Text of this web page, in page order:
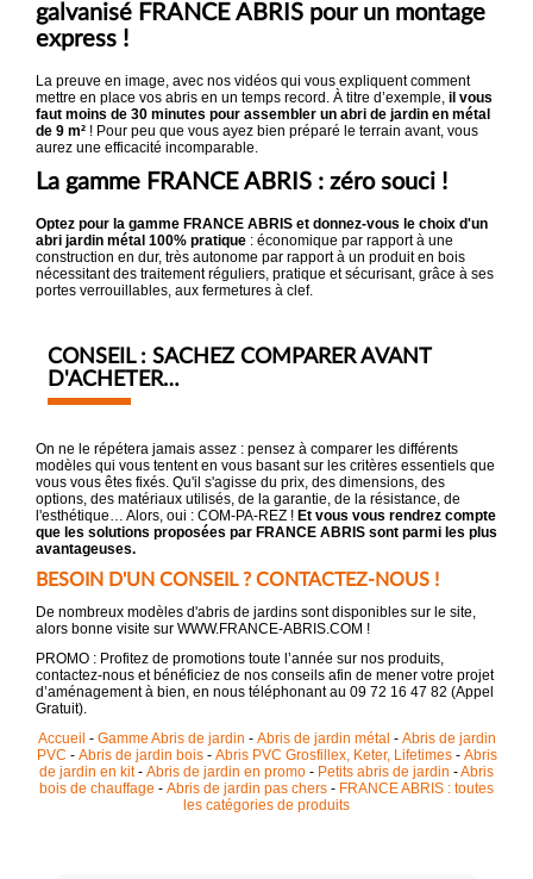
galvanisé FRANCE ABRIS pour un montage
express !
La preuve en image, avec nos vidéos qui vous expliquent comment
mettre en place vos abris en un temps record. À titre d’exemple, il vous
faut moins de 30 minutes pour assembler un abri de jardin en métal
de 9 m² ! Pour peu que vous ayez bien préparé le terrain avant, vous
aurez une efficacité incomparable.
La gamme FRANCE ABRIS : zéro souci !
Optez pour la gamme FRANCE ABRIS et donnez-vous le choix d'un
abri jardin métal 100% pratique : économique par rapport à une
construction en dur, très autonome par rapport à un produit en bois
nécessitant des traitement réguliers, pratique et sécurisant, grâce à ses
portes verrouillables, aux fermetures à clef.
CONSEIL : SACHEZ COMPARER AVANT
D'ACHETER…
On ne le répétera jamais assez : pensez à comparer les différents
modèles qui vous tentent en vous basant sur les critères essentiels que
vous vous êtes fixés. Qu'il s'agisse du prix, des dimensions, des
options, des matériaux utilisés, de la garantie, de la résistance, de
l'esthétique… Alors, oui : COM-PA-REZ ! Et vous vous rendrez compte
que les solutions proposées par FRANCE ABRIS sont parmi les plus
avantageuses.
BESOIN D'UN CONSEIL ? CONTACTEZ-NOUS !
De nombreux modèles d'abris de jardins sont disponibles sur le site,
alors bonne visite sur WWW.FRANCE-ABRIS.COM !
PROMO : Profitez de promotions toute l’année sur nos produits,
contactez-nous et bénéficiez de nos conseils afin de mener votre projet
d’aménagement à bien, en nous téléphonant au 09 72 16 47 82 (Appel
Gratuit).
Accueil - Gamme Abris de jardin - Abris de jardin métal - Abris de jardin
PVC - Abris de jardin bois- Abris PVC Grosfillex, Keter, Lifetimes- Abris
de jardin en kit- Abris de jardin en promo - Petits abris de jardin -Abris
bois de chauffage - Abris de jardin pas chers - FRANCE ABRIS : toutes
les catégories de produits